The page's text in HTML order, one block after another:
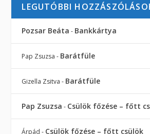
LEGUTÓBBI
Pozsar Beáta - Bankkártya
Pap Zsuzsa - Barátfüle
Gizella Zsitva - Barátfüle
Pap Zsuzsa - Csülök főzése – főtt
Árpád - Csülök főzése – főtt csülök